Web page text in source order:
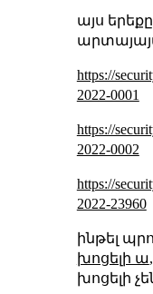
այս
https://
2022-0001
https://
2022-0002
https://
2022-23960
ինթել
խոցելի ա
խոցելի